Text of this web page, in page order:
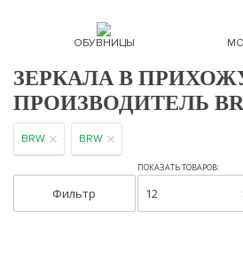
ОБУВНИЦЫ
ЗЕРКАЛА В
ПРОИЗВОДИТЕЛЬ
BRW BRW
Фильтр
ПОКАЗАТЬ ТОВАРОВ:
12